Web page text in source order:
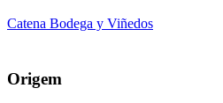
Catena Bodega y Viñedos
Origem